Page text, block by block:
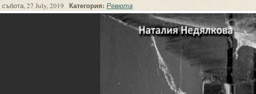
събота, 27 July, 2019 Категория: Ревюта